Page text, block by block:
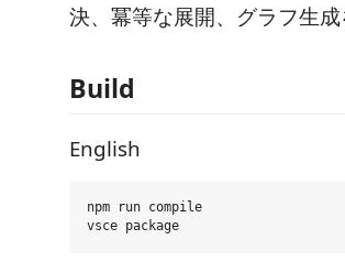
決、冪等な展開、グラフ生
Build
English
npm run compile